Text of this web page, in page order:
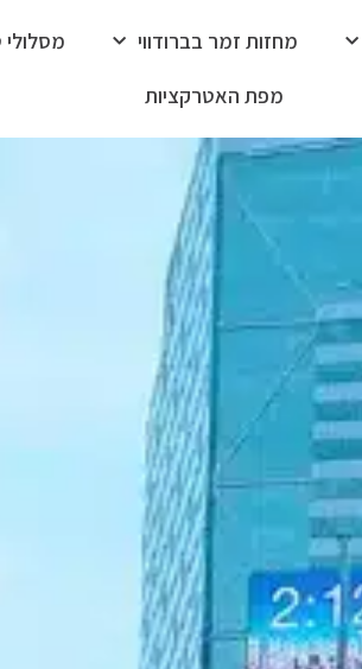
מחזות זמר בברודווי
מסלולי
מפת האטרקציות